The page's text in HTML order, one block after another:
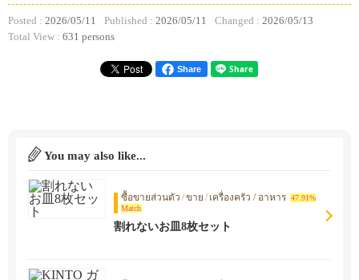
Posted : 2026/05/11 Published : 2026/05/11 Changed : 2026/05/13
Total View : 631 persons
Share
You may also like...
ซื้อขายส่วนตัว /ขาย / เครื่องครัว / อาหาร 47.91%
Match
割れないお皿8枚セット